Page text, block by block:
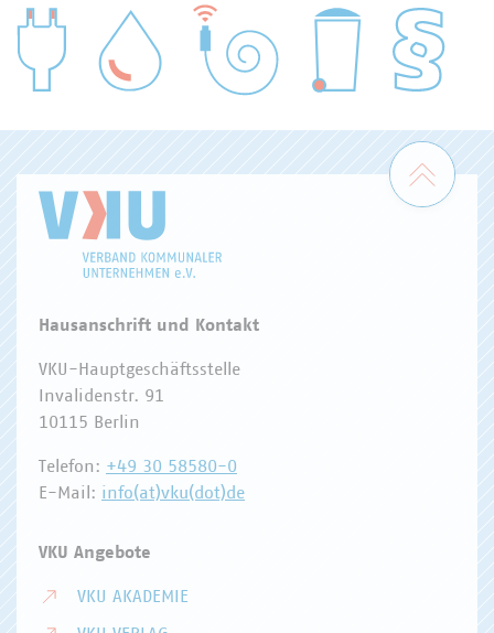
WASSER/ABWASSER
Zum
Hausanschrift und Kontakt
VKU-Hauptgeschäftsstelle
Invalidenstr. 91
10115 Berlin
Telefon: +49 30 58580-0
E-Mail: info(at)vku(dot)de
VKU Angebote
VKU AKADEMIE